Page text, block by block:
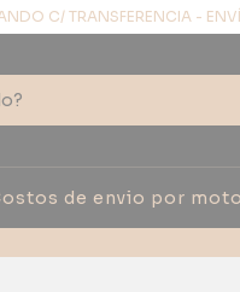
C/ TRANSFERENCIA -
de envio por moto